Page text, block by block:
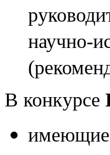
научно-
В конкурсе
имеющие